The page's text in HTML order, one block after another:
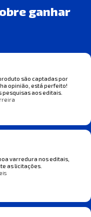
ganhar
são captadas por
opinião, está perfeito!
aos editais.
varredura nos editais,
as licitações.